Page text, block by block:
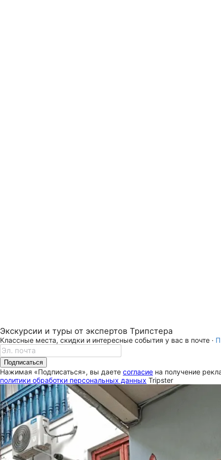
Экскурсии и туры от экспертов Трипстера
Классные места, скидки и интересные события у вас в почте ·
Подписаться
Нажимая «Подписаться», вы даете согласие на получение
политики обработки персональных данных Tripster